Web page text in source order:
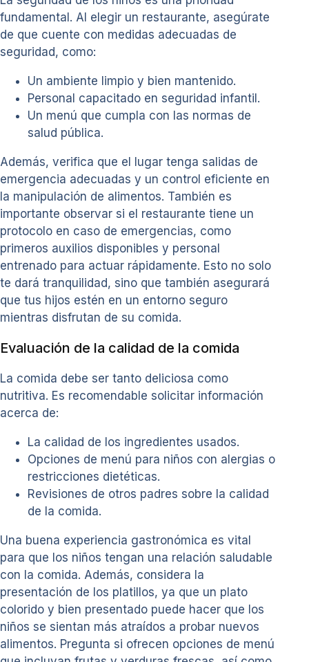
fundamental. Al elegir un restaurante, asegúrate
de que cuente con medidas adecuadas de
seguridad, como:
Un ambiente limpio y bien mantenido.
Personal capacitado en seguridad infantil.
Un menú que cumpla con las normas de
salud pública.
Además, verifica que el lugar tenga salidas de
emergencia adecuadas y un control eficiente en
la manipulación de alimentos. También es
importante observar si el restaurante tiene un
protocolo en caso de emergencias, como
primeros auxilios disponibles y personal
entrenado para actuar rápidamente. Esto no solo
te dará tranquilidad, sino que también asegurará
que tus hijos estén en un entorno seguro
mientras disfrutan de su comida.
Evaluación de la calidad de la comida
La comida debe ser tanto deliciosa como
nutritiva. Es recomendable solicitar información
acerca de:
La calidad de los ingredientes usados.
Opciones de menú para niños con alergias o
restricciones dietéticas.
Revisiones de otros padres sobre la calidad
de la comida.
Una buena experiencia gastronómica es vital
para que los niños tengan una relación saludable
con la comida. Además, considera la
presentación de los platillos, ya que un plato
colorido y bien presentado puede hacer que los
niños se sientan más atraídos a probar nuevos
alimentos. Pregunta si ofrecen opciones de menú